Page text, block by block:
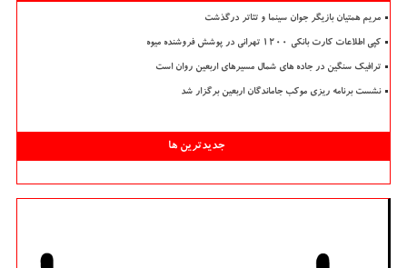
مریم همتیان بازیگر جوان سینما و تئاتر درگذشت
کپی اطلاعات کارت بانکی ۱۲۰۰ تهرانی در پوشش فروشنده میوه
ترافیک سنگین در جاده های شمال مسیرهای اربعین روان است
نشست برنامه ریزی موکب جاماندگان اربعین برگزار شد
جدیدترین ها